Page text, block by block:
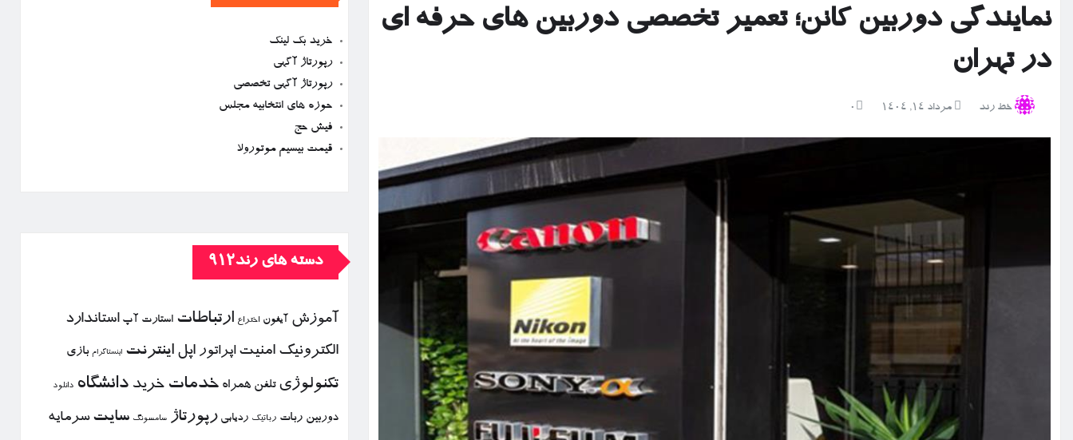
نمایندگی دوربین کانن؛ تعمیر تخصصی دوربین های حرفه ای
در تهران
خط رند مرداد ۱۴, ۱۴۰۴ 0
خرید بک لینک
رپورتاژ آگهی
رپورتاژ آگهی تخصصی
حوزه های انتخابیه مجلس
فیش حج
قیمت بیسیم موتورولا
دسته های رند912
آموزش آیفون اختراع ارتباطات استارت آپ استاندارد
الكترونیك امنیت اپراتور اپل اینترنت اینستاگرام بازی
تكنولوژی تلفن همراه خدمات خرید دانشگاه دانلود
دوربین ربات رباتیك ردیابی رپورتاژ سامسونگ سایت سرمایه